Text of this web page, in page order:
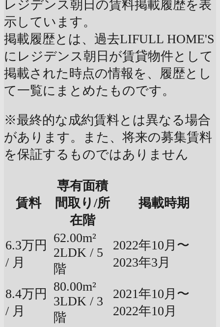
レジデンス朝日の賃料掲載履歴を表
示しています。
掲載履歴とは、過去LIFULL HOME'S
にレジデンス朝日が賃貸物件として
掲載された時点の情報を、履歴とし
て一覧にまとめたものです。
※最終的な成約賃料とは異なる場合
があります。また、将来の募集賃料
を保証するものではありません
賃料
専有面積
間取り/所
在階
掲載時期
6.3万円
/ 月
62.00m²
2LDK / 5
階
2022年10月〜
2023年3月
8.4万円
/ 月
80.00m²
3LDK / 3
階
2021年10月〜
2022年10月